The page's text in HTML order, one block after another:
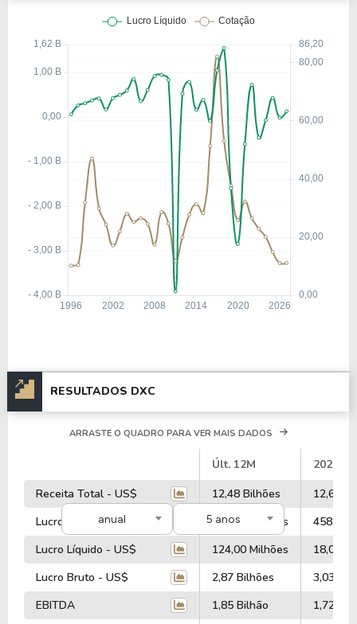
RESULTADOS DXC
anual 5 anos
ARRASTE O QUADRO PARA VER MAIS DADOS
Últ. 12M
2026
Receita Total - US$
12,48 Bilhões
12,64
Lucro Operacional - US$
401,00 Milhões
458,00
Lucro Líquido - US$
124,00 Milhões
18,00
Lucro Bruto - US$
2,87 Bilhões
3,03
EBITDA
1,85 Bilhão
1,72